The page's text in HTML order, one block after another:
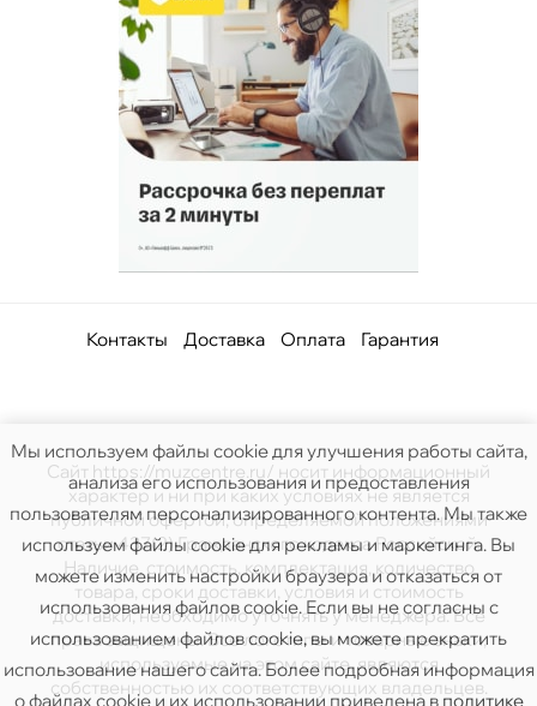
Контакты Доставка Оплата Гарантия
Сайт https://muzcentre.ru/ носит информационный
характер и ни при каких условиях не является
публичной офертой, определяемой положениями
статьи 437(2) Гражданского кодекса Российской.
Наличие, стоимость, комплектация, количество
товара, сроки доставки, условия и стоимость
доставки, необходимо уточнять у менеджера. Все
права защищены. Все логотипы и товарные знаки,
используемые на этом сайте, являются
собственностью их соответствующих владельцев.
Мы используем файлы cookie для улучшения работы сайта,
анализа его использования и предоставления
пользователям персонализированного контента. Мы также
используем файлы cookie для рекламы и маркетинга. Вы
можете изменить настройки браузера и отказаться от
использования файлов cookie. Если вы не согласны с
использованием файлов cookie, вы можете прекратить
использование нашего сайта. Более подробная информация
о файлах cookie и их использовании приведена в политике